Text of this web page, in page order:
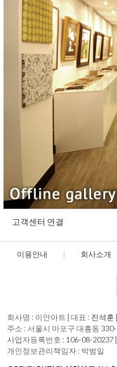
고객센터 연결
이용안내 | 회사소개
회사명 : 이안아트 | 대표 : 진석훈 |
주소 : 서울시 마포구 대흥동
사업자등록번호 : 106-08-20237 |
개인정보관리책임자 : 박범일